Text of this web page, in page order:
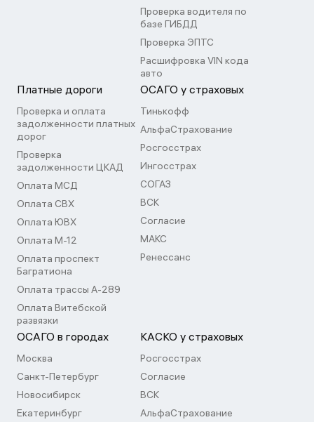
Проверка водителя по
базе ГИБДД
Проверка ЭПТС
Расшифровка VIN кода
авто
Платные дороги
Проверка и оплата
задолженности платных
дорог
Проверка
задолженности ЦКАД
Оплата МСД
Оплата СВХ
Оплата ЮВХ
Оплата М-12
Оплата проспект
Багратиона
Оплата трассы А-289
Оплата Витебской
развязки
ОСАГО у страховых
Тинькофф
АльфаСтрахование
Росгосстрах
Ингосстрах
СОГАЗ
ВСК
Согласие
МАКС
Ренессанс
ОСАГО в городах
Москва
Санкт-Петербург
Новосибирск
Екатеринбург
КАСКО у страховых
Росгосстрах
Согласие
ВСК
АльфаСтрахование